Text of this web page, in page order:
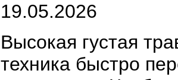
19.05.2026
Высокая густая
техника быстро